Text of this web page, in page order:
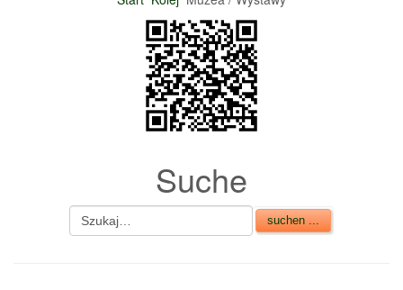
Verkaufsbetrag an
Gebühren je Inserat
CSV Import
Suche